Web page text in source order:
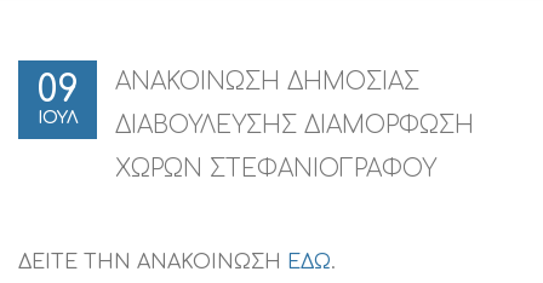
09
ΙΟΥΛ
ΑΝΑΚΟΙΝΩΣΗ ΔΗΜΟΣΙΑΣ
ΔΙΑΒΟΥΛΕΥΣΗΣ ΔΙΑΜΟΡΦΩΣΗ
ΧΩΡΩΝ ΣΤΕΦΑΝΙΟΓΡΑΦΟΥ
ΔΕΙΤΕ ΤΗΝ ΑΝΑΚΟΙΝΩΣΗ ΕΔΩ.